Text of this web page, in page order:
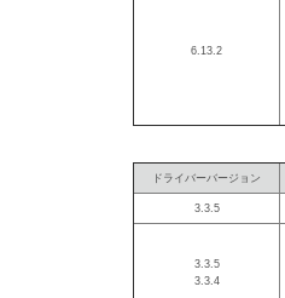
6.13.2
ドライバーバージョン
3.3.5
3.3.5
3.3.4